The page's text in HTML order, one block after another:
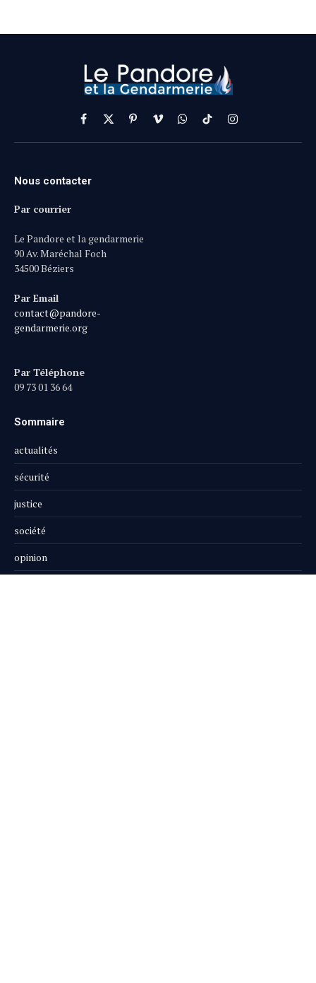
Facebook
X
(Twitter)
PinterestVimeoWhatsApp
TikTokInstagram
Nous contacter
Par courrier
Le Pandore et la gendarmerie
90 Av. Maréchal Foch
34500 Béziers
Par Email
contact@pandore-
gendarmerie.org
Par Téléphone
09 73 01 36 64
Sommaire
actualités
sécurité
justice
société
opinion